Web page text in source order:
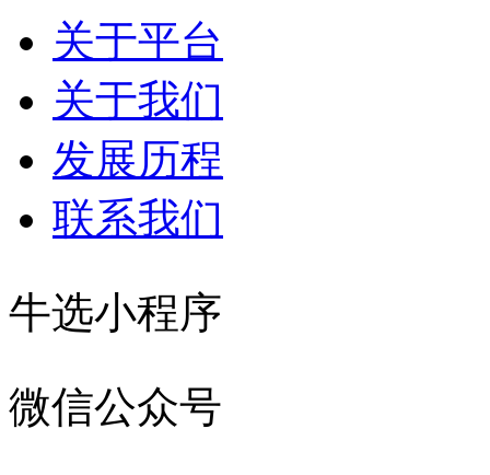
关于平台
关于我们
发展历程
联系我们
牛选小程序
微信公众号